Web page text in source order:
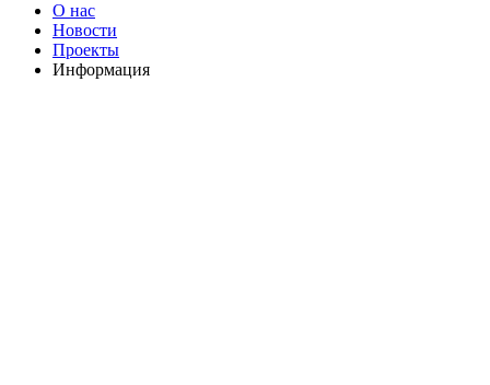
О нас
Новости
Проекты
Информация